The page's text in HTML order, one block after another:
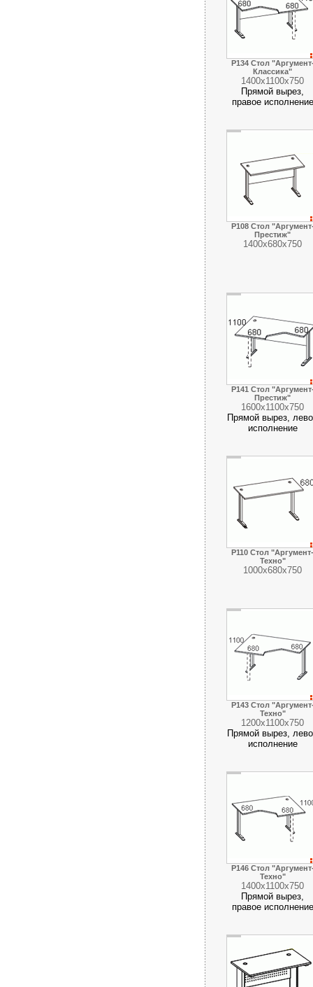
Р134 Стол
Классика"
1400х1100х750
Прямой вырез,
правое исполнение
Р108 Стол
Престиж"
1400х680х750
Р141 Стол
Престиж"
1600х1100х750
Прямой вырез,
исполнение
Р110 Стол "Аргумент-
Техно"
1000х680х750
Р143 Стол
Техно"
1200х1100х750
Прямой вырез,
исполнение
Р146 Стол
Техно"
1400х1100х750
Прямой вырез,
правое исполнение